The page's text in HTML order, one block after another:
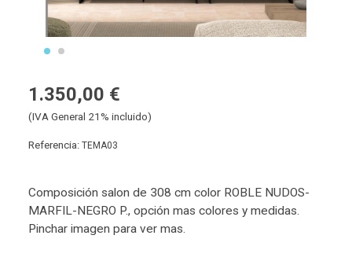
1.350,00 €
(IVA General 21% incluido)
Referencia: TEMA03
Composición salon de 308 cm color ROBLE NUDOS-
MARFIL-NEGRO P., opción mas colores y medidas.
Pinchar imagen para ver mas.